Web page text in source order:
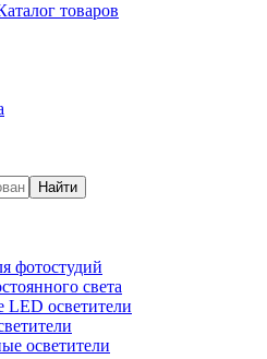
фотостудий
света
LED осветители
осветители